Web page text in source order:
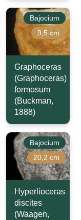
Bajocium
9,5 cm
Graphoceras
(Graphoceras)
formosum
(Buckman,
1888)
Bajocium
20,2 cm
Hyperlioceras
discites
(Waagen,